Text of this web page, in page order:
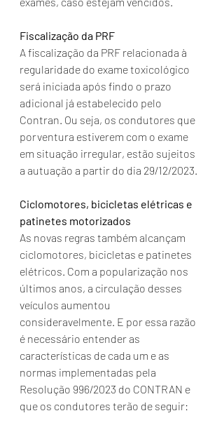
Fiscalização da PRF
A fiscalização da PRF relacionada à
regularidade do exame toxicológico
será iniciada após findo o prazo
adicional já estabelecido pelo
Contran. Ou seja, os condutores que
porventura estiverem com o exame
em situação irregular, estão sujeitos
a autuação a partir do dia 29/12/2023.
Ciclomotores, bicicletas elétricas e
patinetes motorizados
As novas regras também alcançam
ciclomotores, bicicletas e patinetes
elétricos. Com a popularização nos
últimos anos, a circulação desses
veículos aumentou
consideravelmente. E por essa razão
é necessário entender as
características de cada um e as
normas implementadas pela
Resolução 996/2023 do CONTRAN e
que os condutores terão de seguir: